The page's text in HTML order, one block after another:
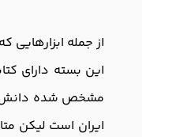
از جمله
این بسته دارای
مشخص شده دانش
ایران است لیکن